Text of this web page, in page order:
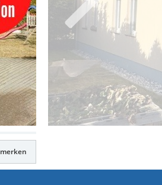
merken